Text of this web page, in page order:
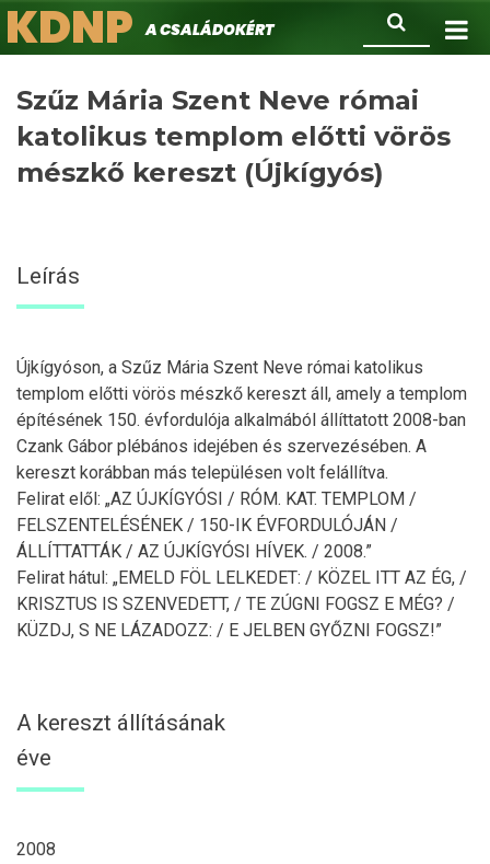
Ugrás
a
Keresés
KDNPA családokért.
Szűz Mária Szent Neve római
katolikus templom előtti vörös
mészkő kereszt (Újkígyós)
Leírás
Újkígyóson, a Szűz Mária Szent Neve római katolikus
templom előtti vörös mészkő kereszt áll, amely a templom
építésének 150. évfordulója alkalmából állíttatott 2008-ban
Czank Gábor plébános idejében és szervezésében. A
kereszt korábban más településen volt felállítva.
Felirat elől: „AZ ÚJKÍGYÓSI / RÓM. KAT. TEMPLOM /
FELSZENTELÉSÉNEK / 150-IK ÉVFORDULÓJÁN /
ÁLLÍTTATTÁK / AZ ÚJKÍGYÓSI HÍVEK. / 2008.”
Felirat hátul: „EMELD FÖL LELKEDET: / KÖZEL ITT AZ ÉG, /
KRISZTUS IS SZENVEDETT, / TE ZÚGNI FOGSZ E MÉG? /
KÜZDJ, S NE LÁZADOZZ: / E JELBEN GYŐZNI FOGSZ!”
A kereszt állításának
éve
2008